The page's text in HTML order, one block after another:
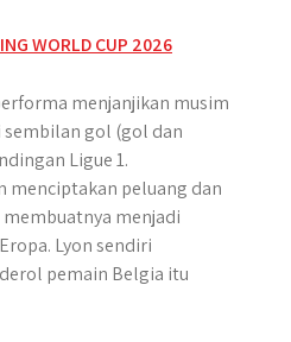
menjanjikan musim
gol (gol dan
Ligue 1.
menciptakan peluang dan
menjadi
Lyon sendiri
pemain Belgia itu